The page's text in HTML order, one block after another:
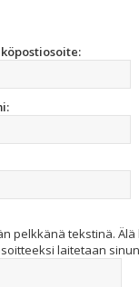
pelkkänä tekstinä. Älä
laitetaan